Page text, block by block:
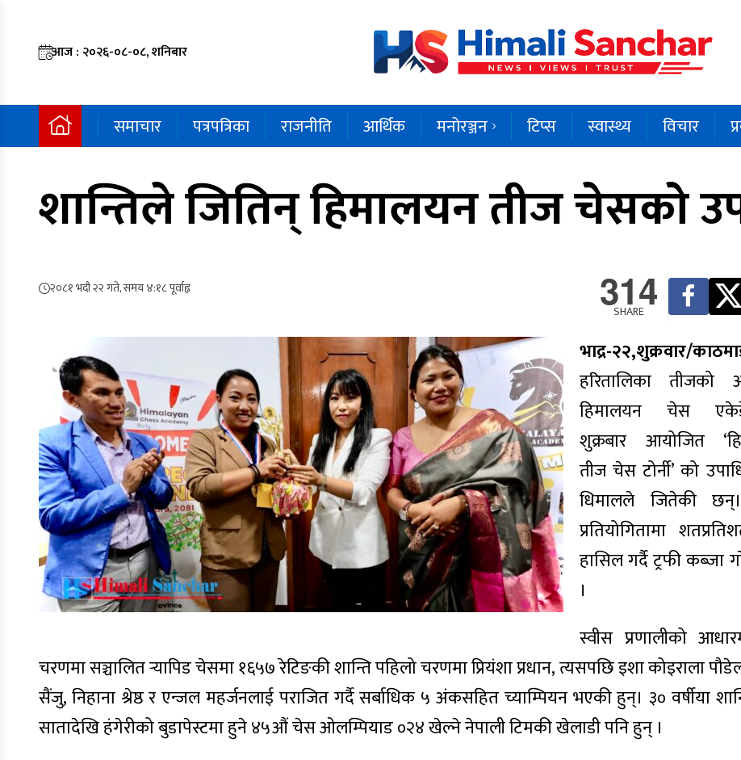
आज : २०२६-०८-०८, शनिबार
समाचार पत्रपत्रिका राजनीति आर्थिक मनोरञ्जन टिप्स स्वास्थ्य विचार
शान्तिले जितिन् हिमालयन तीज चेसको
२०८१ भदौ २२ गते, समय ४:१८ पूर्वाह्न 314
SHARE
भाद्र-२२,शुक्रवार/
हरितालिका तीजको
हिमालयन चेस
शुक्रबार आयोजित
तीज चेस टोर्नी’ को
धिमालले जितेकी
प्रतियोगितामा
हासिल गर्दै ट्रफी कब्जा
।
स्वीस प्रणालीको
चरणमा सञ्चालित ऱ्यापिड चेसमा १६५७ रेटिङकी शान्ति पहिलो चरणमा प्रियंशा प्रधान, त्यसपछि इशा कोइराला
सैंजु, निहाना श्रेष्ठ र एन्जल महर्जनलाई पराजित गर्दै सर्बाधिक ५ अंकसहित च्याम्पियन भएकी हुन्। ३० वर्षीया
सातादेखि हंगेरीको बुडापेस्टमा हुने ४५औं चेस ओलम्पियाड ०२४ खेल्ने नेपाली टिमकी खेलाडी पनि हुन् ।